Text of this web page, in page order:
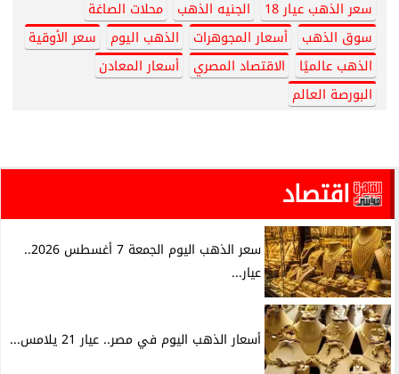
سعر الذهب عيار 18
الجنيه الذهب
محلات الصاغة
سوق الذهب
أسعار المجوهرات الذهب اليوم
سعر الأوقية
الذهب عالميًا
الاقتصاد المصري
أسعار المعادن
البورصة العالم
اقتصاد
سعر الذهب اليوم الجمعة 7 أغسطس 2026..
عيار...
أسعار الذهب اليوم في مصر.. عيار 21 يلامس...